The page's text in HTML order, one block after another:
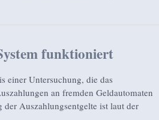
funktioniert
einer Untersuchung, die das
an fremden Geldautomaten
Auszahlungsentgelte ist laut der